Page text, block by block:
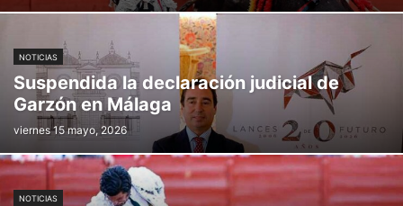
NOTICIAS
Suspendida la declaración judicial de
Garzón en Málaga
viernes 15 mayo, 2026
NOTICIAS